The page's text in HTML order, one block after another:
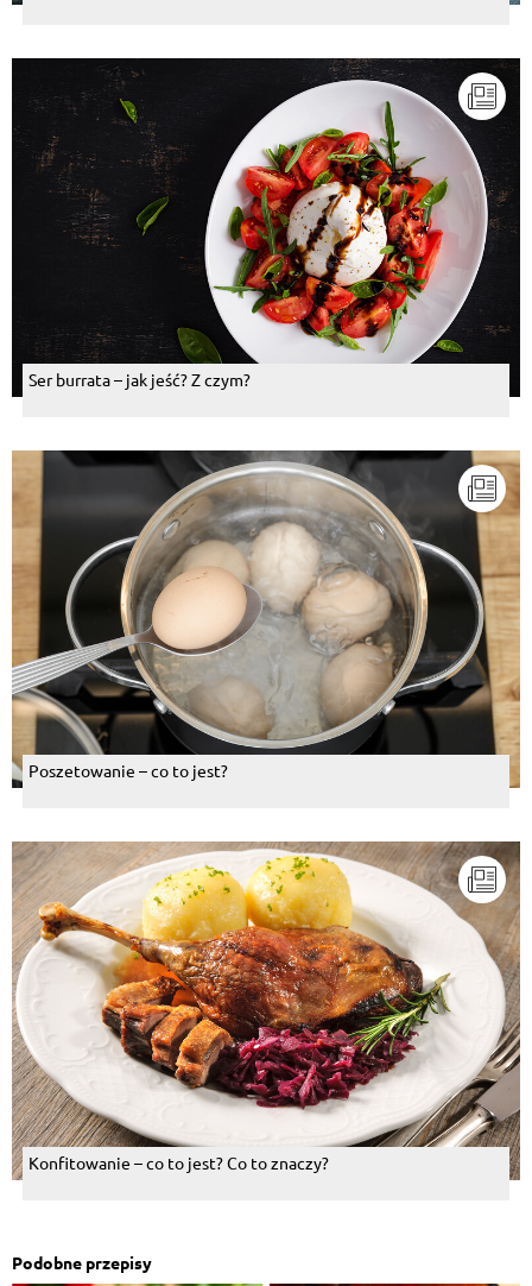
Ser burrata – jak jeść? Z czym?
Poszetowanie – co to jest?
Konfitowanie – co to jest? Co to znaczy?
Podobne przepisy